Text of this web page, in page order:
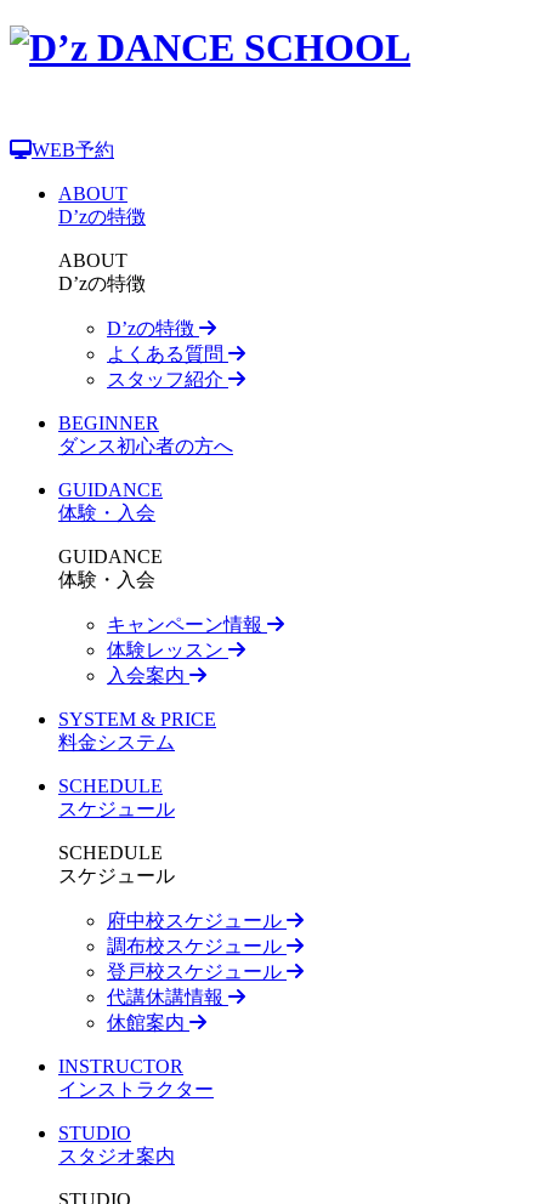
WEB予約
ABOUT
D’zの特徴
ABOUT
D’zの特徴
D’zの特徴
よくある質問
スタッフ紹介
BEGINNER
ダンス初心者の方へ
GUIDANCE
体験・入会
GUIDANCE
体験・入会
キャンペーン情報
体験レッスン
入会案内
SYSTEM & PRICE
料金システム
SCHEDULE
スケジュール
SCHEDULE
スケジュール
府中校スケジュール
調布校スケジュール
登戸校スケジュール
代講休講情報
休館案内
INSTRUCTOR
インストラクター
STUDIO
スタジオ案内
STUDIO